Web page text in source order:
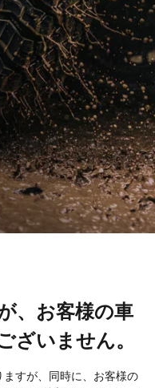
、お客様の車
ざいません。
すが、同時に、お客様の